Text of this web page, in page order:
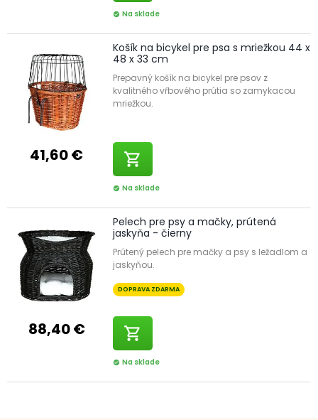
check_circle Na sklade
41,60 €
Košík na bicykel pre psa s mriežkou 44 x
48 x 33 cm
Prepavný košík na bicykel pre psov z
kvalitného vŕbového prútia so zamykacou
mriežkou.
shopping_cart
check_circle Na sklade
88,40 €
Pelech pre psy a mačky, prútená
jaskyňa - čierny
Prútený pelech pre mačky a psy s ležadlom a
jaskyňou.
DOPRAVA ZDARMA
shopping_cart
check_circle Na sklade